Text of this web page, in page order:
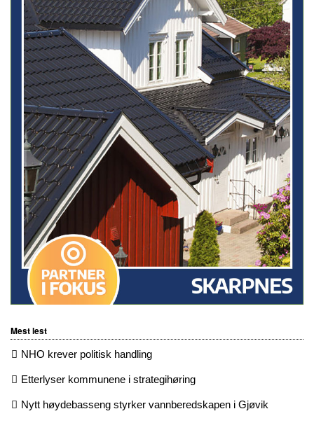
Mest lest
NHO krever politisk handling
Etterlyser kommunene i strategihøring
Nytt høydebasseng styrker vannberedskapen i Gjøvik